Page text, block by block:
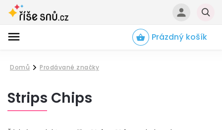
Prázdný košík
Domů
/
Prodávané značky
Strips Chips